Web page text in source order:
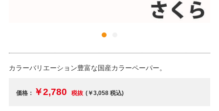
カラーバリエーション豊富な国産カラーペーパー。
価格： ￥2,780 税抜 (￥3,058税込)